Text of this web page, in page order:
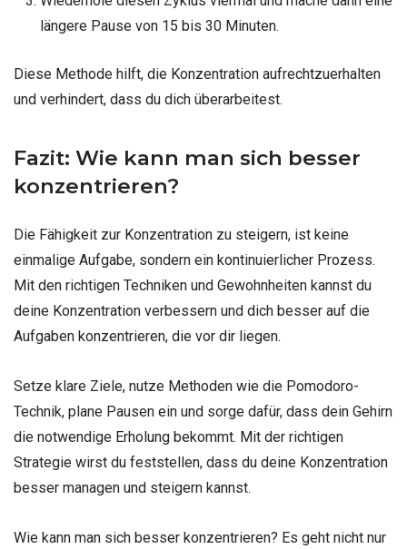
längere Pause von 15 bis 30 Minuten.
Diese Methode hilft, die Konzentration aufrechtzuerhalten
und verhindert, dass du dich überarbeitest.
Fazit: Wie kann man sich besser
konzentrieren?
Die Fähigkeit zur Konzentration zu steigern, ist keine
einmalige Aufgabe, sondern ein kontinuierlicher Prozess.
Mit den richtigen Techniken und Gewohnheiten kannst du
deine Konzentration verbessern und dich besser auf die
Aufgaben konzentrieren, die vor dir liegen.
Setze klare Ziele, nutze Methoden wie die Pomodoro-
Technik, plane Pausen ein und sorge dafür, dass dein Gehirn
die notwendige Erholung bekommt. Mit der richtigen
Strategie wirst du feststellen, dass du deine Konzentration
besser managen und steigern kannst.
Wie kann man sich besser konzentrieren? Es geht nicht nur